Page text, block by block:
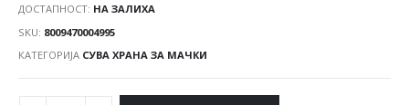
ДОСТАПНОСТ: НА ЗАЛИХА
SKU: 8009470004995
КАТЕГОРИЈА СУВА ХРАНА ЗА МАЧКИ